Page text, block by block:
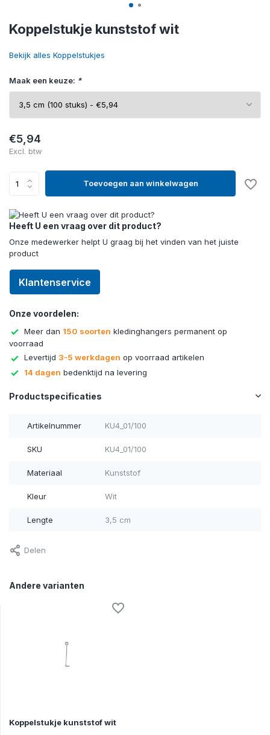
Koppelstukje kunststof wit
Bekijk alles Koppelstukjes
Maak een keuze: *
€5,94
Excl. btw
Toevoegen aan winkelwagen
Heeft U een vraag over dit product?
Onze medewerker helpt U graag bij het vinden van het juiste
product
Klantenservice
Onze voordelen:
Meer dan 150 soorten kledinghangers permanent op
voorraad
Levertijd 3-5 werkdagen op voorraad artikelen
14 dagen bedenktijd na levering
Productspecificaties
Artikelnummer KU4_01/100
SKU KU4_01/100
Materiaal Kunststof
Kleur Wit
Lengte 3,5 cm
Delen
Andere varianten
Koppelstukje kunststof wit